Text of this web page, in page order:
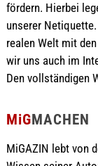
fördern. Hierbei
unserer
realen Welt mit
wir uns auch im
Den vollständigen
MiGMACHEN
MiGAZIN lebt von